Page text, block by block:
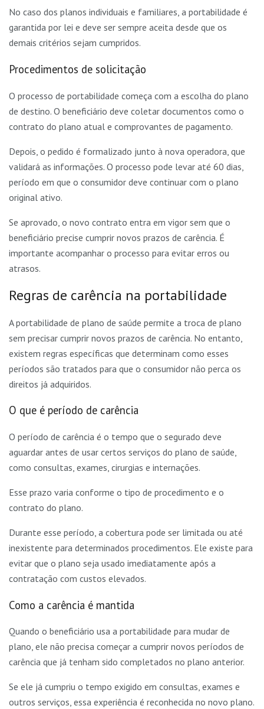
No caso dos planos individuais e familiares, a portabilidade é
garantida por lei e deve ser sempre aceita desde que os
demais critérios sejam cumpridos.
Procedimentos de solicitação
O processo de portabilidade começa com a escolha do plano
de destino. O beneficiário deve coletar documentos como o
contrato do plano atual e comprovantes de pagamento.
Depois, o pedido é formalizado junto à nova operadora, que
validará as informações. O processo pode levar até 60 dias,
período em que o consumidor deve continuar com o plano
original ativo.
Se aprovado, o novo contrato entra em vigor sem que o
beneficiário precise cumprir novos prazos de carência. É
importante acompanhar o processo para evitar erros ou
atrasos.
Regras de carência na portabilidade
A portabilidade de plano de saúde permite a troca de plano
sem precisar cumprir novos prazos de carência. No entanto,
existem regras específicas que determinam como esses
períodos são tratados para que o consumidor não perca os
direitos já adquiridos.
O que é período de carência
O período de carência é o tempo que o segurado deve
aguardar antes de usar certos serviços do plano de saúde,
como consultas, exames, cirurgias e internações.
Esse prazo varia conforme o tipo de procedimento e o
contrato do plano.
Durante esse período, a cobertura pode ser limitada ou até
inexistente para determinados procedimentos. Ele existe para
evitar que o plano seja usado imediatamente após a
contratação com custos elevados.
Como a carência é mantida
Quando o beneficiário usa a portabilidade para mudar de
plano, ele não precisa começar a cumprir novos períodos de
carência que já tenham sido completados no plano anterior.
Se ele já cumpriu o tempo exigido em consultas, exames e
outros serviços, essa experiência é reconhecida no novo plano.